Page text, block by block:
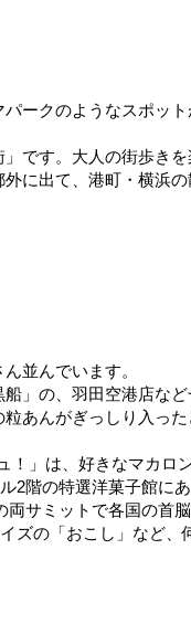
ークのようなスポッ
です。大人の街歩き
に出て、港町・横浜
並んでいます。
」の、羽田空港店な
あんがぎっしり入っ
」は、好きなマカロ
2階の特選洋菓子館にあ
サミットで各国の首
ズの「おこし」など